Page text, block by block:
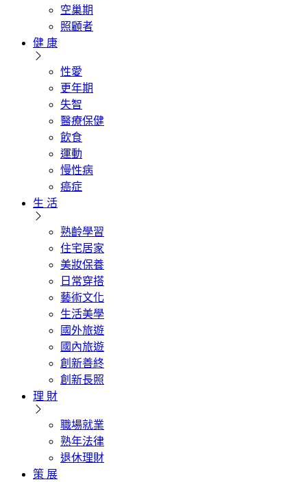
空巢期
照顧者
健 康
性愛
更年期
失智
醫療保健
飲食
運動
慢性病
癌症
生 活
熟齡學習
住宅居家
美妝保養
日常穿搭
藝術文化
生活美學
國外旅遊
國內旅遊
創新善終
創新長照
理 財
職場就業
熟年法律
退休理財
策 展